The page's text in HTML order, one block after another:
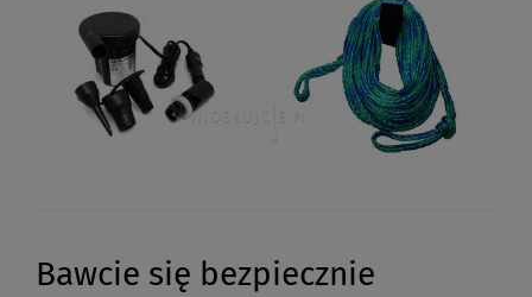
Bawcie się bezpiecznie